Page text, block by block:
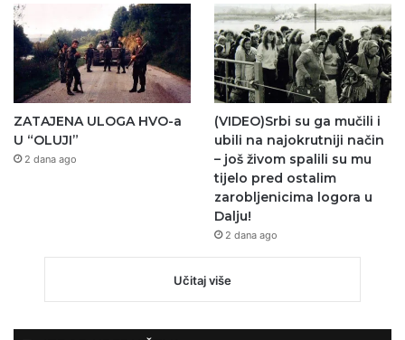
ZATAJENA ULOGA HVO-a
U “OLUJI”
2 dana ago
(VIDEO)Srbi su ga mučili i
ubili na najokrutniji način
– još živom spalili su mu
tijelo pred ostalim
zarobljenicima logora u
Dalju!
2 dana ago
Učitaj više